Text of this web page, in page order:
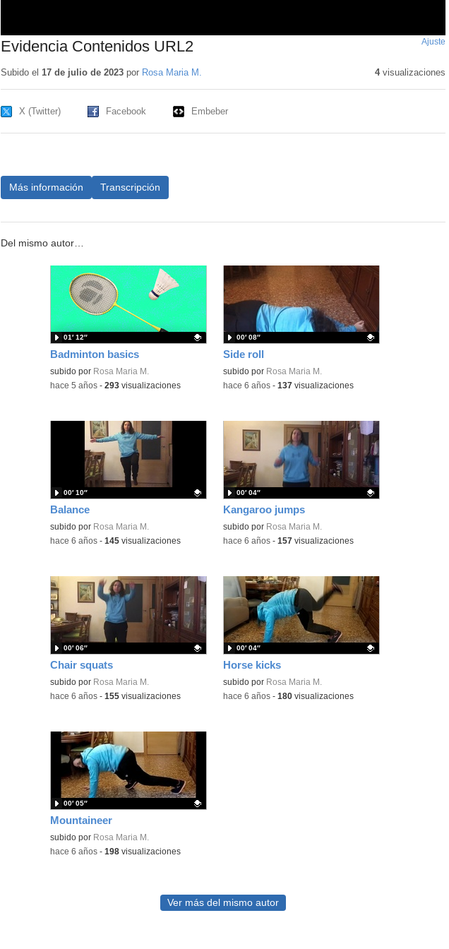
Evidencia Contenidos URL2 Ajuste
Subido el 17 de julio de 2023por Rosa Maria M. 4visualizaciones
X (Twitter) Facebook Embeber
Más información Transcripción
Del mismo autor…
Badminton basics
Contenido educativo.
subido por Rosa Maria M.
01′ 12″
-hace 5 años- 293visualizaciones
Side roll
Contenido educativo.
subido por Rosa Maria M.
00′ 08″
-hace 6 años- 137visualizaciones
Balance
Contenido educativo.
subido por Rosa Maria M.
00′ 10″
-hace 6 años- 145visualizaciones
Kangaroo jumps
Contenido educativo.
subido por Rosa Maria M.
00′ 04″
-hace 6 años- 157visualizaciones
Chair squats
Contenido educativo.
subido por Rosa Maria M.
00′ 06″
-hace 6 años- 155visualizaciones
Horse kicks
Contenido educativo.
subido por Rosa Maria M.
00′ 04″
-hace 6 años- 180visualizaciones
Mountaineer
Contenido educativo.
subido por Rosa Maria M.
00′ 05″
-hace 6 años- 198visualizaciones
Ver más del mismo autor